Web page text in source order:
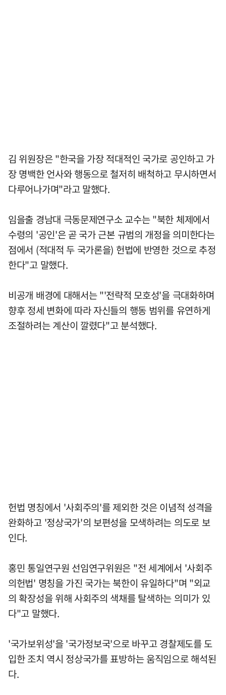
김 위원장은 "한국을 가장 적대적인 국가로 공인하고 가
장 명백한 언사와 행동으로 철저히 배척하고 무시하면서
다루어나가며"라고 말했다.
임을출 경남대 극동문제연구소 교수는 "북한 체제에서
수령의 '공인'은 곧 국가 근본 규범의 개정을 의미한다는
점에서 (적대적 두 국가론을) 헌법에 반영한 것으로 추정
한다"고 말했다.
비공개 배경에 대해서는 "'전략적 모호성'을 극대화하며
향후 정세 변화에 따라 자신들의 행동 범위를 유연하게
조절하려는 계산이 깔렸다"고 분석했다.
헌법 명칭에서 '사회주의'를 제외한 것은 이념적 성격을
완화하고 '정상국가'의 보편성을 모색하려는 의도로 보
인다.
홍민 통일연구원 선임연구위원은 "전 세계에서 '사회주
의헌법' 명칭을 가진 국가는 북한이 유일하다"며 "외교
의 확장성을 위해 사회주의 색채를 탈색하는 의미가 있
다"고 말했다.
'국가보위성'을 '국가정보국'으로 바꾸고 경찰제도를 도
입한 조치 역시 정상국가를 표방하는 움직임으로 해석된
다.